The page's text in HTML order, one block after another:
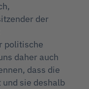
der
politische
daher auch
dass die
sie deshalb